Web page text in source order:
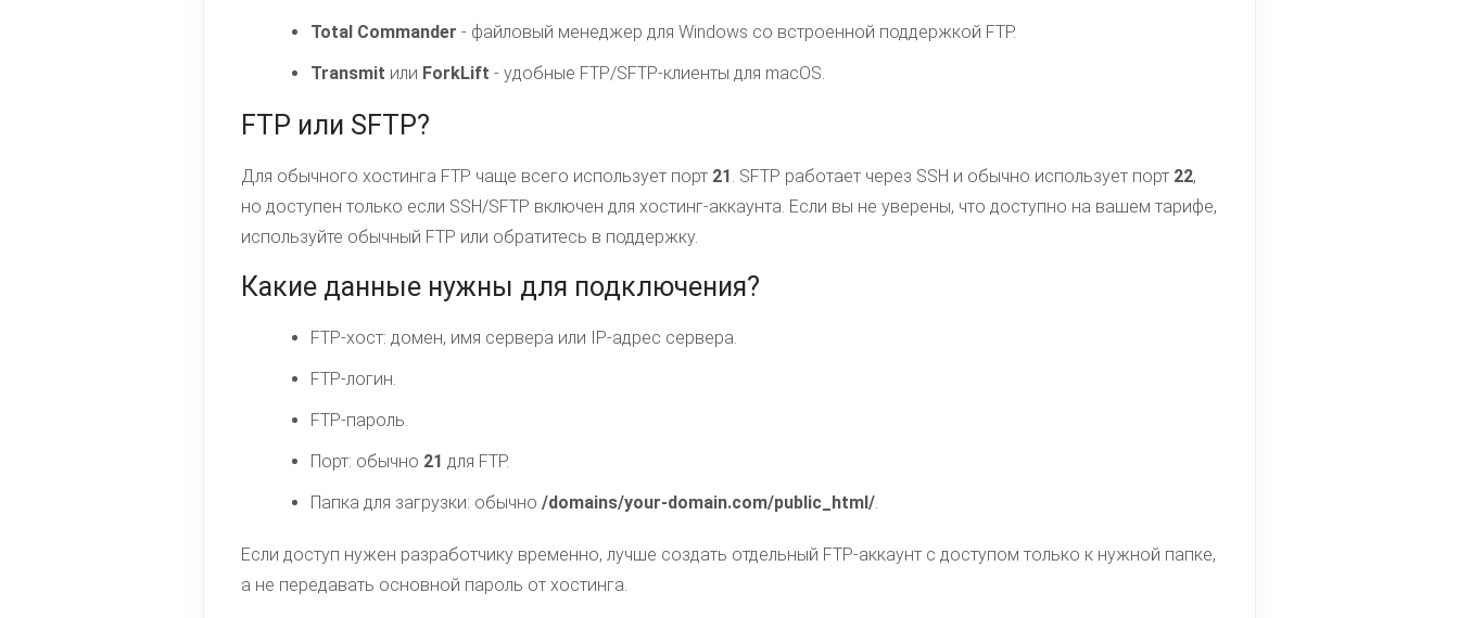
Total Commander - файловый менеджер для Windows со встроенной поддержкой FTP.
Transmit или ForkLift - удобные FTP/SFTP-клиенты для macOS.
FTP или SFTP?
Для обычного хостинга FTP чаще всего использует порт 21. SFTP работает через SSH и обычно использует порт 22,
но доступен только если SSH/SFTP включен для хостинг-аккаунта. Если вы не уверены, что доступно на вашем тарифе,
используйте обычный FTP или обратитесь в поддержку.
Какие данные нужны для подключения?
FTP-хост: домен, имя сервера или IP-адрес сервера.
FTP-логин.
FTP-пароль.
Порт: обычно 21 для FTP.
Папка для загрузки: обычно /domains/your-domain.com/public_html/.
Если доступ нужен разработчику временно, лучше создать отдельный FTP-аккаунт с доступом только к нужной папке,
а не передавать основной пароль от хостинга.